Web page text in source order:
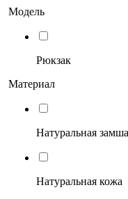
Модель
Рюкзак
Материал
Натуральная замша
Натуральная кожа